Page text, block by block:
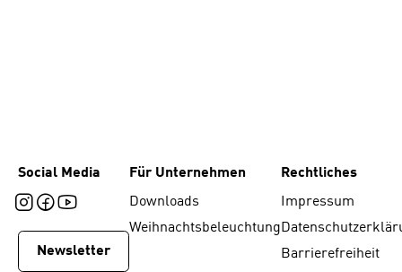
Social Media
Newsletter
Für Unternehmen
Downloads
Weihnachtsbeleuchtung
Rechtliches
Impressum
Barrierefreiheit